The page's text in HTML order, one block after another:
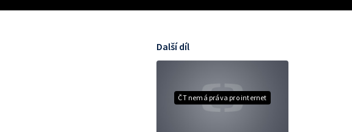
ČT nemá práva pro internet
Další díl